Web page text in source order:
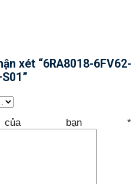
xét “6RA8018-6FV62-
của bạn *